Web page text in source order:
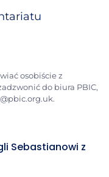
osobiście z
do biura PBIC,
Sebastianowi z